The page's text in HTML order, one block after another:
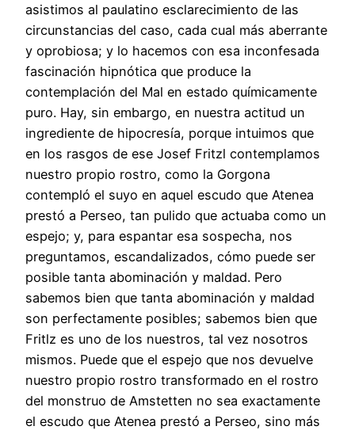
asistimos al paulatino esclarecimiento de las
circunstancias del caso, cada cual más aberrante
y oprobiosa; y lo hacemos con esa inconfesada
fascinación hipnótica que produce la
contemplación del Mal en estado químicamente
puro. Hay, sin embargo, en nuestra actitud un
ingrediente de hipocresía, porque intuimos que
en los rasgos de ese Josef Fritzl contemplamos
nuestro propio rostro, como la Gorgona
contempló el suyo en aquel escudo que Atenea
prestó a Perseo, tan pulido que actuaba como un
espejo; y, para espantar esa sospecha, nos
preguntamos, escandalizados, cómo puede ser
posible tanta abominación y maldad. Pero
sabemos bien que tanta abominación y maldad
son perfectamente posibles; sabemos bien que
Fritlz es uno de los nuestros, tal vez nosotros
mismos. Puede que el espejo que nos devuelve
nuestro propio rostro transformado en el rostro
del monstruo de Amstetten no sea exactamente
el escudo que Atenea prestó a Perseo, sino más